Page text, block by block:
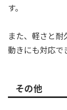
す。
また、軽さと
動きにも対応で
その他